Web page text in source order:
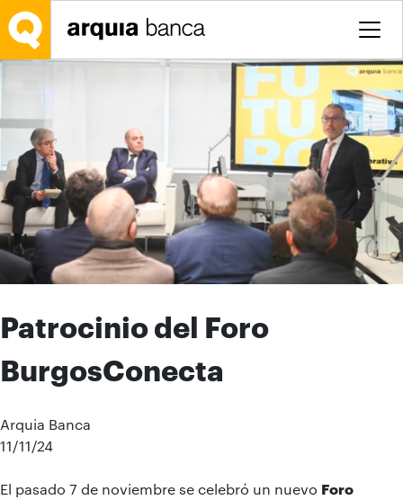
Saltar al contenido principal
Patrocinio del Foro
BurgosConecta
Arquia Banca
11/11/24
El pasado 7 de noviembre se celebró un nuevo Foro